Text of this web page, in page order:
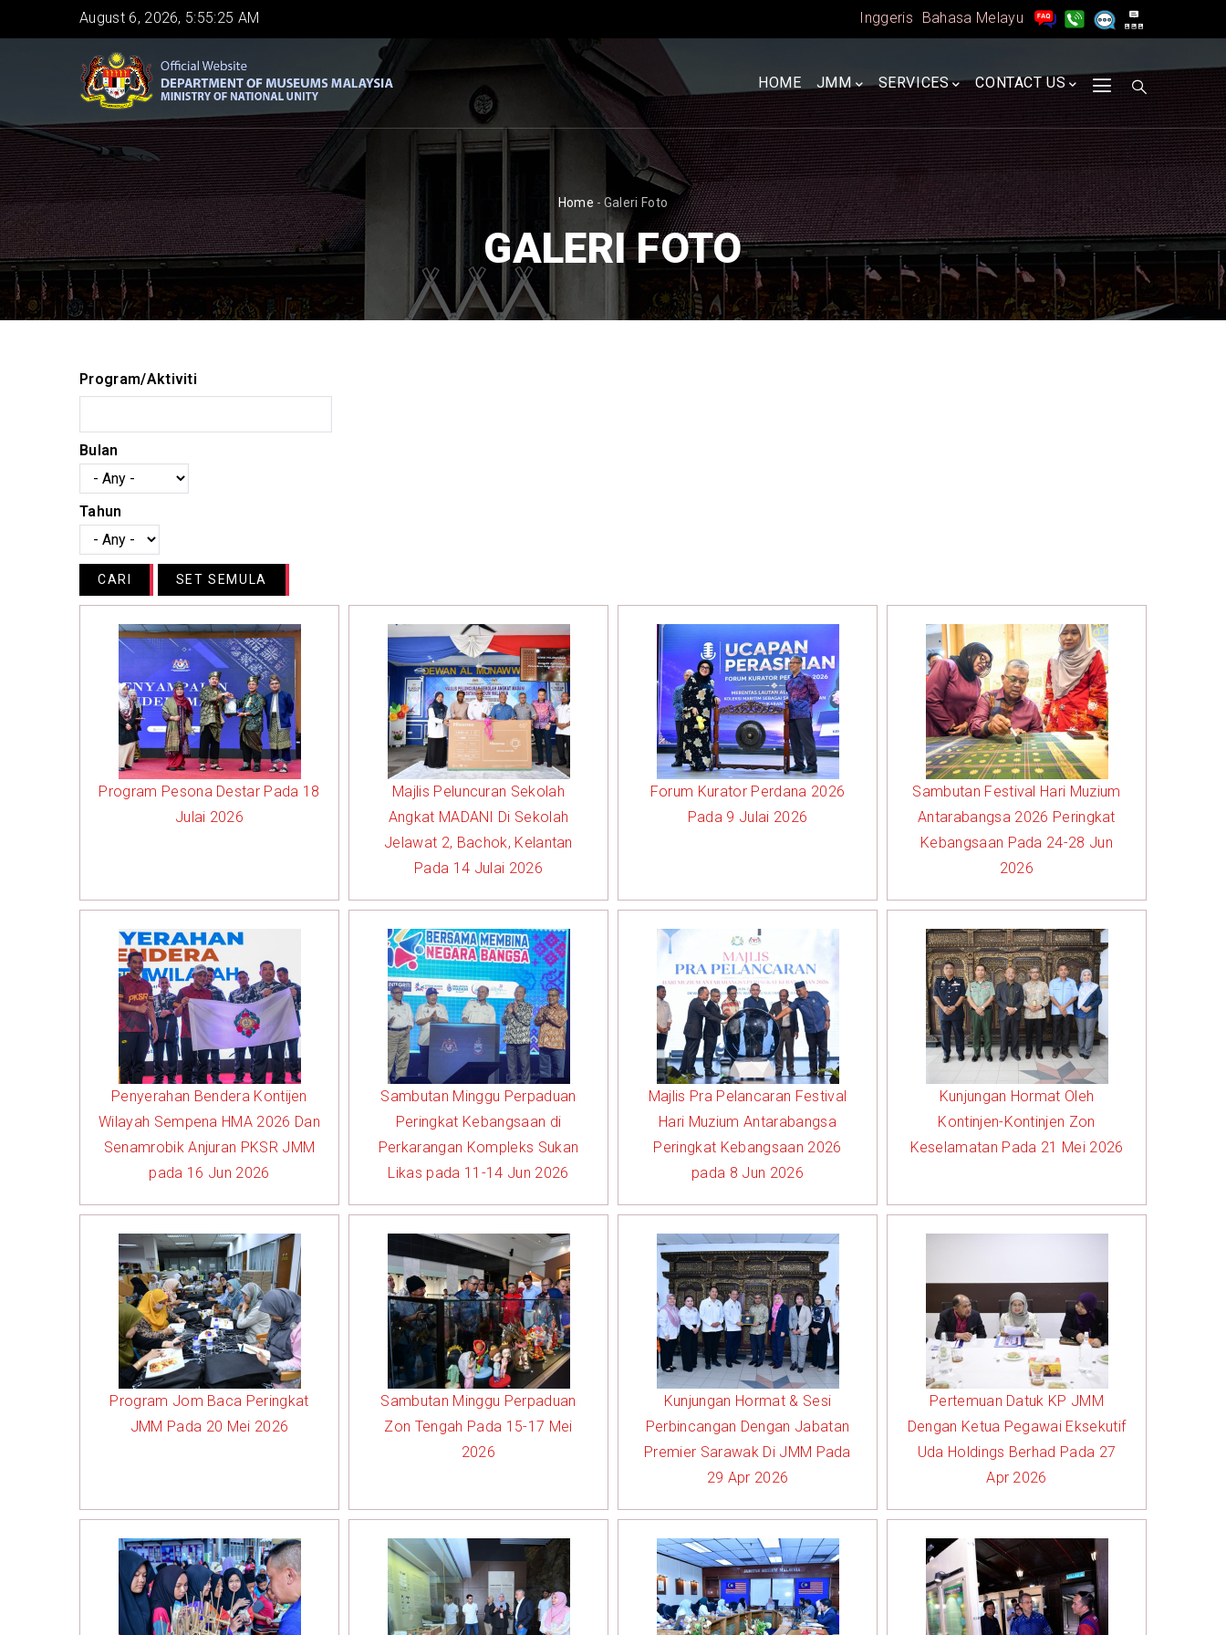
to
August 6, 2026, 5:55:26 AM Inggeris Bahasa Melayu
UTAMA
[BM]
HOME JMM SERVICES CONTACT US
BREADCRUMB
Home - Galeri Foto
GALERI FOTO
Program/Aktiviti
Bulan
Tahun
Program Pesona Destar Pada 18
Julai 2026
Majlis Peluncuran Sekolah
Angkat MADANI Di Sekolah
Jelawat 2, Bachok, Kelantan
Pada 14 Julai 2026
Forum Kurator Perdana 2026
Pada 9 Julai 2026
Sambutan Festival Hari Muzium
Antarabangsa 2026 Peringkat
Kebangsaan Pada 24-28 Jun
2026
Penyerahan Bendera Kontijen
Wilayah Sempena HMA 2026 Dan
Senamrobik Anjuran PKSR JMM
pada 16 Jun 2026
Sambutan Minggu Perpaduan
Peringkat Kebangsaan di
Perkarangan Kompleks Sukan
Likas pada 11-14 Jun 2026
Majlis Pra Pelancaran Festival
Hari Muzium Antarabangsa
Peringkat Kebangsaan 2026
pada 8 Jun 2026
Kunjungan Hormat Oleh
Kontinjen-Kontinjen Zon
Keselamatan Pada 21 Mei 2026
Program Jom Baca Peringkat
JMM Pada 20 Mei 2026
Sambutan Minggu Perpaduan
Zon Tengah Pada 15-17 Mei
2026
Kunjungan Hormat & Sesi
Perbincangan Dengan Jabatan
Premier Sarawak Di JMM Pada
29 Apr 2026
Pertemuan Datuk KP JMM
Dengan Ketua Pegawai Eksekutif
Uda Holdings Berhad Pada 27
Apr 2026